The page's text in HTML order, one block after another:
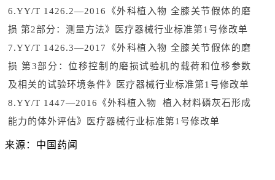
6.YY/T 1426.2—2016《外科植入物 全膝关节假体的磨
损 第2部分：测量方法》医疗器械行业标准第1号修改单
7.YY/T 1426.3—2017《外科植入物 全膝关节假体的磨
损 第3部分：位移控制的磨损试验机的载荷和位移参数
及相关的试验环境条件》医疗器械行业标准第1号修改单
8.YY/T 1447—2016《外科植入物 植入材料磷灰石形成
能力的体外评估》医疗器械行业标准第1号修改单
来源：中国药闻